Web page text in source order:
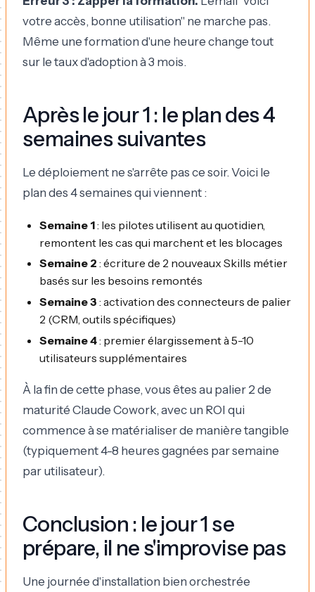
votre accès, bonne utilisation" ne marche pas.
Même une formation d'une heure change tout
sur le taux d'adoption à 3 mois.
Après le jour 1 : le plan des 4
semaines suivantes
Le déploiement ne s'arrête pas ce soir. Voici le
plan des 4 semaines qui viennent :
Semaine 1: les pilotes utilisent au quotidien,
remontent les cas qui marchent et les blocages
Semaine 2 : écriture de 2 nouveaux Skills métier
basés sur les besoins remontés
Semaine 3 : activation des connecteurs de palier
2 (CRM, outils spécifiques)
Semaine 4: premier élargissement à 5-10
utilisateurs supplémentaires
À la fin de cette phase, vous êtes au palier 2 de
maturité Claude Cowork, avec un ROI qui
commence à se matérialiser de manière tangible
(typiquement 4-8 heures gagnées par semaine
par utilisateur).
Conclusion : le jour 1 se
prépare, il ne s'improvise pas
Une journée d'installation bien orchestrée